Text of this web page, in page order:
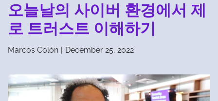
오늘날의 사이버 환경에서 제
로 트러스트 이해하기
Marcos Colón | December 25, 2022